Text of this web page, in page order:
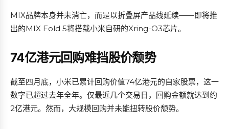
MIX品牌本身并未消亡，而是以折叠屏产品线延续——即将推
出的MIX Fold 5将搭载小米自研的Xring-O3芯片。
74亿港元回购难挡股价颓势
截至四月底，小米已累计回购价值74亿港元的自家股票，这一
数字已超过去年全年。仅最近几个交易日，回购金额就达到约
2亿港元。然而，大规模回购并未能扭转股价颓势。